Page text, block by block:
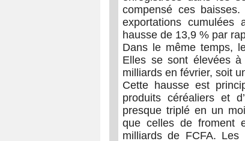
compensé ces
exportations cumulées
hausse de 13,9 % par
Dans le même temps,
Elles se sont élevées
milliards en février, soit
Cette hausse est
produits céréaliers et
presque triplé en un
que celles de froment
milliards de FCFA. Les